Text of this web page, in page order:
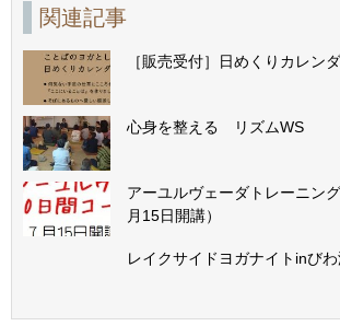
関連記事
［販売受付］日めくりカレン
心身を整える リズムWS
アーユルヴェーダトレーニン
月15日開講）
レイクサイドヨガナイトinび